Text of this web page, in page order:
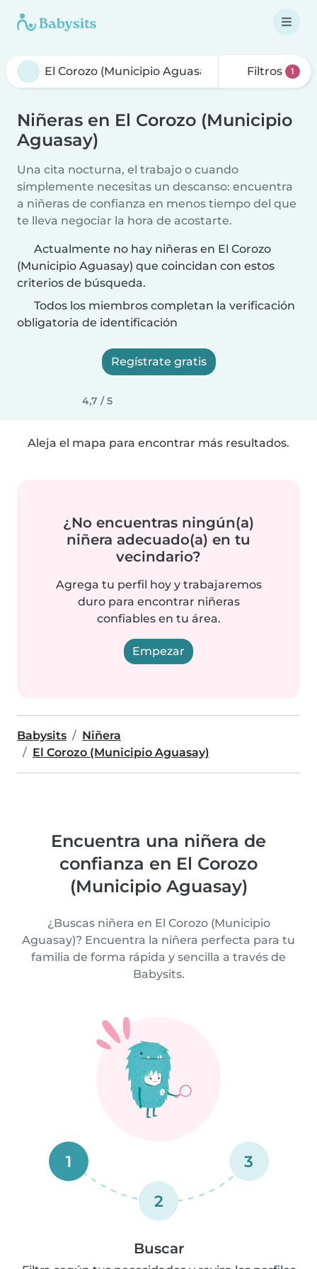
Filtros 1
Niñeras en El Corozo (Municipio
Aguasay)
Una cita nocturna, el trabajo o cuando
simplemente necesitas un descanso: encuentra
a niñeras de confianza en menos tiempo del que
te lleva negociar la hora de acostarte.
Actualmente no hay niñeras en El Corozo
(Municipio Aguasay) que coincidan con estos
criterios de búsqueda.
Todos los miembros completan la verificación
obligatoria de identificación
Regístrate gratis
4,7 / 5
Aleja el mapa para encontrar más resultados.
¿No encuentras ningún(a)
niñera adecuado(a) en tu
vecindario?
Agrega tu perfil hoy y trabajaremos
duro para encontrar niñeras
confiables en tu área.
Empezar
Babysits
Niñera
El Corozo (Municipio Aguasay)
Encuentra una niñera de
confianza en El Corozo
(Municipio Aguasay)
¿Buscas niñera en El Corozo (Municipio
Aguasay)? Encuentra la niñera perfecta para tu
familia de forma rápida y sencilla a través de
Babysits.
1
2
3
Buscar